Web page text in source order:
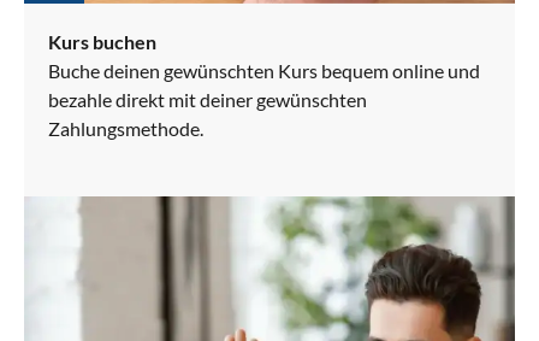
Kurs buchen
Buche deinen gewünschten Kurs bequem online und
bezahle direkt mit deiner gewünschten
Zahlungsmethode.